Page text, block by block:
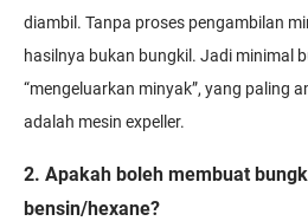
diambil. Tanpa proses pengambilan
hasilnya bukan bungkil. Jadi minimal
“mengeluarkan minyak”, yang paling
adalah mesin expeller.
2. Apakah boleh membuat
bensin/hexane?